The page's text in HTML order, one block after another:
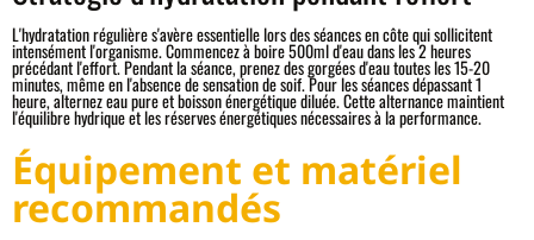
L'hydratation régulière s'avère essentielle lors des séances en côte qui sollicitent
intensément l'organisme. Commencez à boire 500ml d'eau dans les 2 heures
précédant l'effort. Pendant la séance, prenez des gorgées d'eau toutes les 15-20
minutes, même en l'absence de sensation de soif. Pour les séances dépassant 1
heure, alternez eau pure et boisson énergétique diluée. Cette alternance maintient
l'équilibre hydrique et les réserves énergétiques nécessaires à la performance.
Équipement et matériel
recommandés